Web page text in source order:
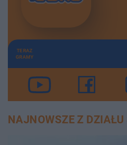
TERAZ
GRAMY
NAJNOWSZE Z